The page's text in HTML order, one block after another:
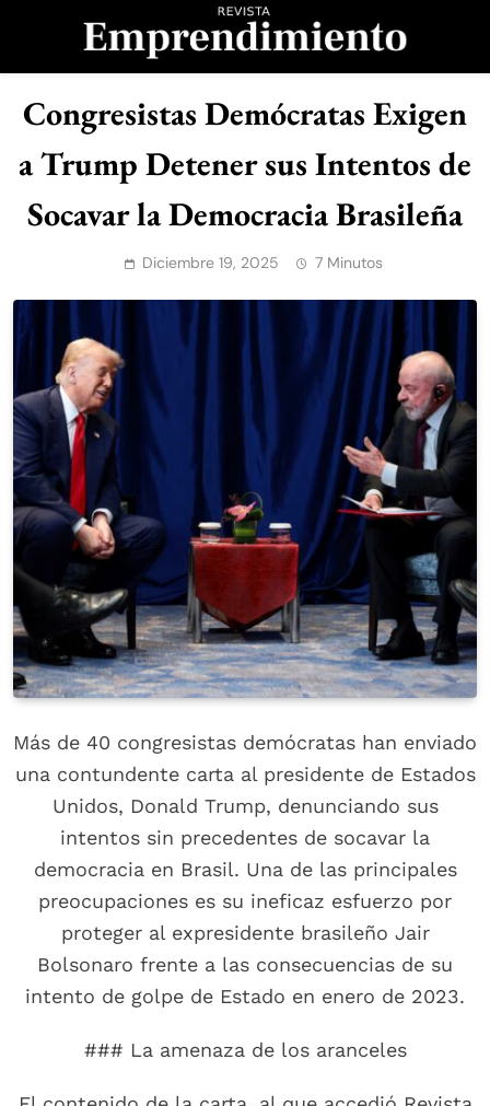
Revista
Emprendimiento
Congresistas Demócratas Exigen
a Trump Detener sus Intentos de
Socavar la Democracia Brasileña
Diciembre 19, 2025 7 Minutos
Más de 40 congresistas demócratas han enviado
una contundente carta al presidente de Estados
Unidos, Donald Trump, denunciando sus
intentos sin precedentes de socavar la
democracia en Brasil. Una de las principales
preocupaciones es su ineficaz esfuerzo por
proteger al expresidente brasileño Jair
Bolsonaro frente a las consecuencias de su
intento de golpe de Estado en enero de 2023.
### La amenaza de los aranceles